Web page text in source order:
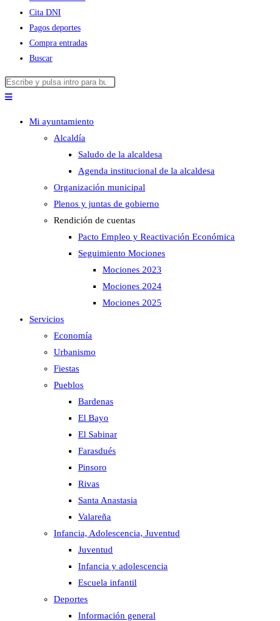
Cita DNI
Pagos deportes
Compra entradas
Buscar
Buscar
en
panel
de
búsqueda.
Mi ayuntamiento
Alcaldía
Saludo de la alcaldesa
Agenda institucional de la alcaldesa
Organización municipal
Plenos y juntas de gobierno
Rendición de cuentas
Pacto Empleo y Reactivación Económica
Seguimiento Mociones
Mociones 2023
Mociones 2024
Mociones 2025
Servicios
Economía
Urbanismo
Fiestas
Pueblos
Bardenas
El Bayo
El Sabinar
Farasdués
Pinsoro
Rivas
Santa Anastasia
Valareña
Infancia, Adolescencia, Juventud
Juventud
Infancia y adolescencia
Escuela infantil
Deportes
Información general